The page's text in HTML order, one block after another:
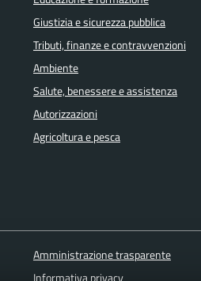
Giustizia e sicurezza pubblica
Tributi, finanze e contravvenzioni
Ambiente
Salute, benessere e assistenza
Autorizzazioni
Agricoltura e pesca
Amministrazione trasparente